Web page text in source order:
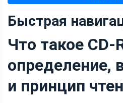
Быстрая
Что такое CD-
определение,
и принцип